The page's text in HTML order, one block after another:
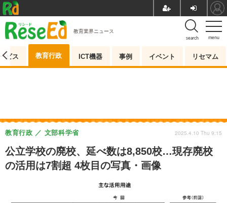
menu
search
教育業界ニュース
ビス 教育行政 ICT機器 事例 イベント リセマム
公立学校の廃校、延べ数は8,850校…現存廃校
の活用は7割超 4枚目の写真・画像
教育行政 文部科学省 2025.4.10 Thu 9:15